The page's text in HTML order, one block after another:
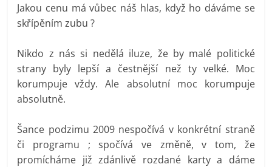
Jakou cenu má vůbec náš hlas, když ho dáváme se
skřípěním zubu ?
Nikdo z nás si nedělá iluze, že by malé politické
strany byly lepší a čestnější než ty velké. Moc
korumpuje vždy. Ale absolutní moc korumpuje
absolutně.
Šance podzimu 2009 nespočívá v konkrétní straně
či programu ; spočívá ve změně, v tom, že
promícháme již zdánlivě rozdané karty a dáme